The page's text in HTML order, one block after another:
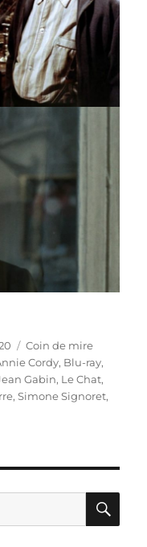
Catégories
Coin de mire
Cordy, Blu-ray,
Gabin, Le Chat,
,Simone Signoret,